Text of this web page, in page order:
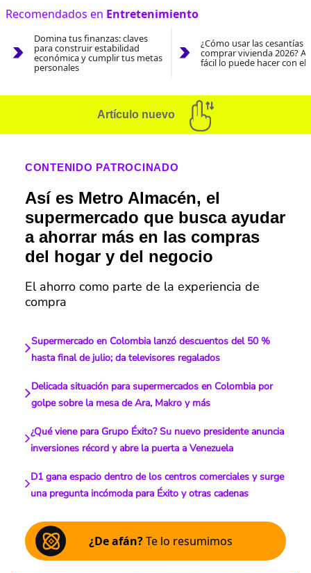
Recomendados en Entretenimiento
Domina tus finanzas: claves
para construir estabilidad
económica y cumplir tus metas
personales
¿Cómo usar las cesantías
comprar vivienda 2026?
fácil lo puede hacer con el
Artículo nuevo
CONTENIDO PATROCINADO
Así es Metro Almacén, el
supermercado que busca ayudar
a ahorrar más en las compras
del hogar y del negocio
El ahorro como parte de la experiencia de
compra
Supermercado en Colombia lanzó descuentos del 50 %
hasta final de julio; da televisores regalados
Delicada situación para supermercados en Colombia por
golpe sobre la mesa de Ara, Makro y más
¿Qué viene para Grupo Éxito? Su nuevo presidente anuncia
inversiones récord y abre la puerta a Venezuela
D1 gana espacio dentro de los centros comerciales y surge
una pregunta incómoda para Éxito y otras cadenas
¿De afán?Te lo resumimos